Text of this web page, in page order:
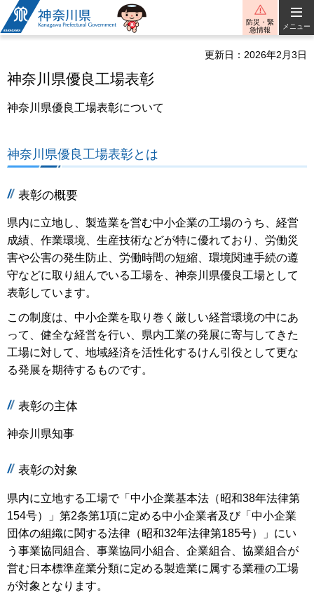
神奈川県
防災・緊
急情報
メニュー
更新日：2026年2月3日
神奈川県優良工場表彰
神奈川県優良工場表彰について
神奈川県優良工場表彰とは
表彰の概要
県内に立地し、製造業を営む中小企業の工場のうち、経営
成績、作業環境、生産技術などが特に優れており、労働災
害や公害の発生防止、労働時間の短縮、環境関連手続の遵
守などに取り組んでいる工場を、神奈川県優良工場として
表彰しています。
この制度は、中小企業を取り巻く厳しい経営環境の中にあ
って、健全な経営を行い、県内工業の発展に寄与してきた
工場に対して、地域経済を活性化するけん引役として更な
る発展を期待するものです。
表彰の主体
神奈川県知事
表彰の対象
県内に立地する工場で「中小企業基本法（昭和38年法律第
154号）」第2条第1項に定める中小企業者及び「中小企業
団体の組織に関する法律（昭和32年法律第185号）」にい
う事業協同組合、事業協同小組合、企業組合、協業組合が
営む日本標準産業分類に定める製造業に属する業種の工場
が対象となります。